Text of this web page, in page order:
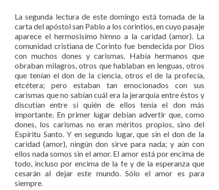
La segunda lectura de este domingo está tomada de la
carta del apóstol san Pablo a los corintios, en cuyo pasaje
aparece el hermosisímo himno a la caridad (amor). La
comunidad cristiana de Corinto fue bendecida por Dios
con muchos dones y carismas. Había hermanos que
obraban milagros, otros que hablaban en lenguas, otros
que tenían el don de la ciencia, otros el de la profecía,
etcétera; pero estaban tan emocionados con sus
carismas que no sabían cuál era la jerarquía entre éstos y
discutían entre sí quién de ellos tenía el don más
importante. En primer lugar debían advertir que, como
dones, los carismas no eran méritos propios, sino del
Espíritu Santo. Y en segundo lugar, que sin el don de la
caridad (amor), ningún don sirve para nada; y aún con
ellos nada somos sin el amor. El amor está por encima de
todo, incluso por encima de la fe y de la esperanza que
cesarán al dejar este mundo. Sólo el amor es para
siempre.